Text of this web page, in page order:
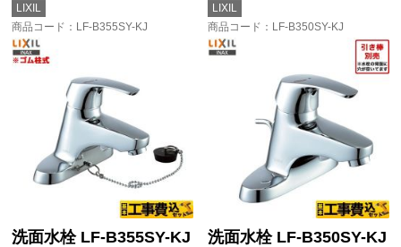
LIXIL
商品コード ：LF-B355SY-KJ
洗面水栓 LF-B355SY-KJ
LIXIL
商品コード ：LF-B350SY-KJ
洗面水栓 LF-B350SY-KJ